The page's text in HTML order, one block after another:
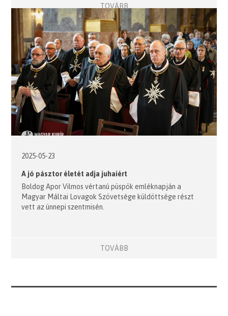
TOVÁBB
2025-05-23
A jó pásztor életét adja juhaiért
Boldog Apor Vilmos vértanú püspök emléknapján a
Magyar Máltai Lovagok Szövetsége küldöttsége részt
vett az ünnepi szentmisén.
TOVÁBB